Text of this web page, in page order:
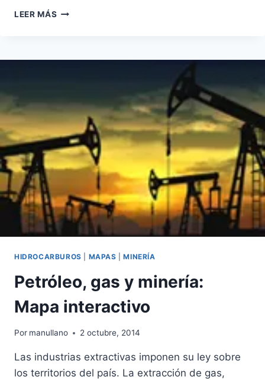
LEER MÁS HIDROCARBUROS:
RONDA
HIDROCARBUROS MAPAS |MINERÍA
Petróleo, gas y minería:
Mapa interactivo
Por manullano 2 octubre, 2014
Las industrias extractivas imponen su ley sobre
los territorios del país. La extracción de gas,